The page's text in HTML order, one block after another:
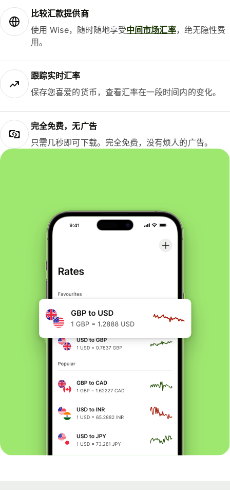
比较汇款提供商
使用 Wise，随时随地享受中间市场汇率，绝无隐性费
用。
跟踪实时汇率
保存您喜爱的货币，查看汇率在一段时间内的变化。
完全免费，无广告
只需几秒即可下载。完全免费，没有烦人的广告。